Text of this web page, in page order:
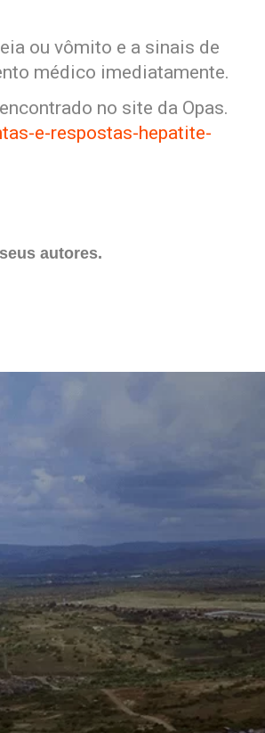
ou vômito e a sinais de
médico imediatamente.
no site da Opas.
e-respostas-hepatite-
autores.